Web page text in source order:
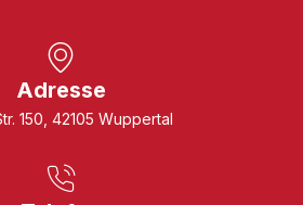
Adresse
150, 42105 Wuppertal